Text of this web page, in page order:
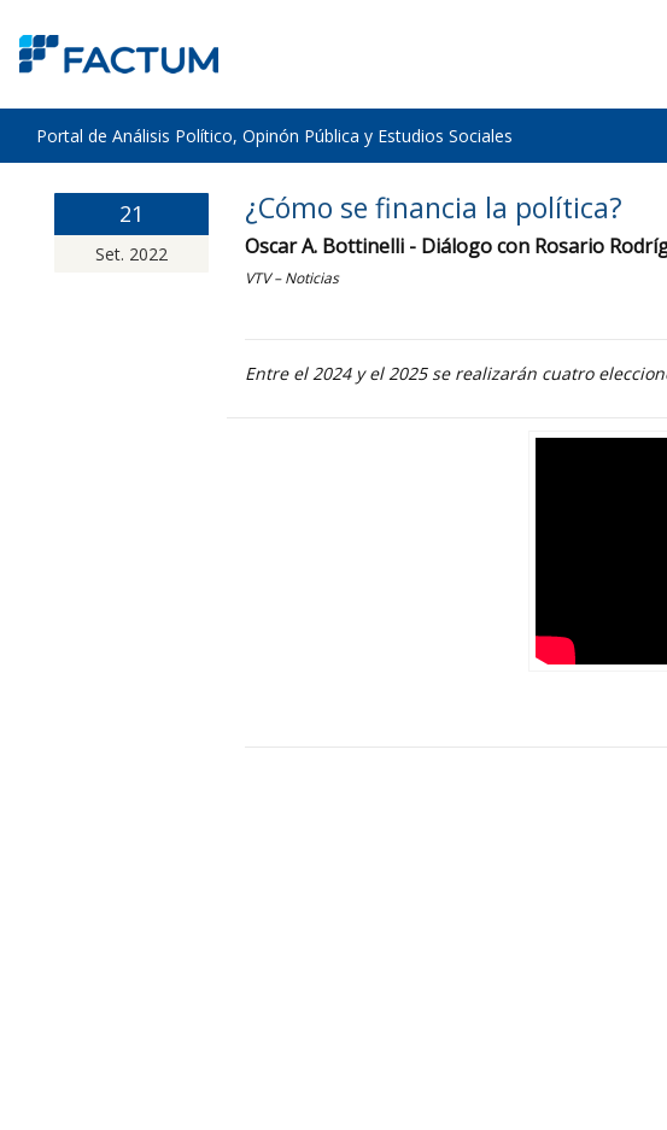
Portal de Análisis Político, Opinón Pública y Estudios Sociales
21
Set. 2022
¿Cómo se financia la política?
Oscar A. Bottinelli - Diálogo con Rosario
VTV – Noticias
Entre el 2024 y el 2025 se realizarán cuatro